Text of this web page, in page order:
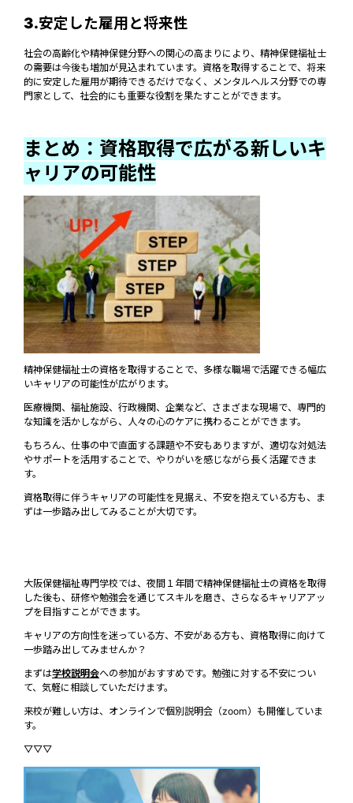
3.安定した雇用と将来性
社会の高齢化や精神保健分野への関心の高まりにより、精神保健福祉士
の需要は今後も増加が見込まれています。資格を取得することで、将来
的に安定した雇用が期待できるだけでなく、メンタルヘルス分野での専
門家として、社会的にも重要な役割を果たすことができます。
まとめ：資格取得で広がる新しいキ
ャリアの可能性
精神保健福祉士の資格を取得することで、多様な職場で活躍できる幅広
いキャリアの可能性が広がります。
医療機関、福祉施設、行政機関、企業など、さまざまな現場で、専門的
な知識を活かしながら、人々の心のケアに携わることができます。
もちろん、仕事の中で直面する課題や不安もありますが、適切な対処法
やサポートを活用することで、やりがいを感じながら長く活躍できま
す。
資格取得に伴うキャリアの可能性を見据え、不安を抱えている方も、ま
ずは一歩踏み出してみることが大切です。
大阪保健福祉専門学校では、夜間１年間で精神保健福祉士の資格を取得
した後も、研修や勉強会を通じてスキルを磨き、さらなるキャリアアッ
プを目指すことができます。
キャリアの方向性を迷っている方、不安がある方も、資格取得に向けて
一歩踏み出してみませんか？
まずは学校説明会への参加がおすすめです。勉強に対する不安につい
て、気軽に相談していただけます。
来校が難しい方は、オンラインで個別説明会（zoom）も開催していま
す。
▽▽▽